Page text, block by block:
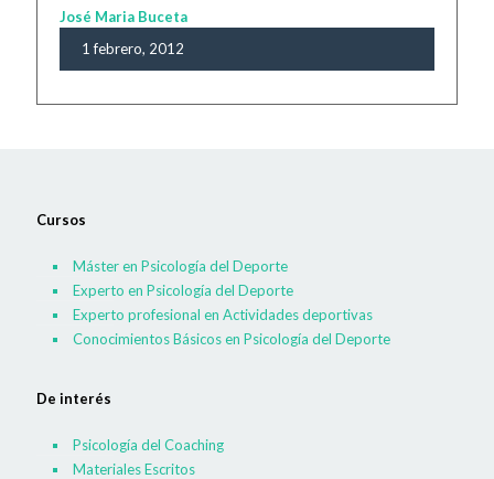
José Maria Buceta
1 febrero, 2012
Cursos
Máster en Psicología del Deporte
Experto en Psicología del Deporte
Experto profesional en Actividades deportivas
Conocimientos Básicos en Psicología del Deporte
De interés
Psicología del Coaching
Materiales Escritos